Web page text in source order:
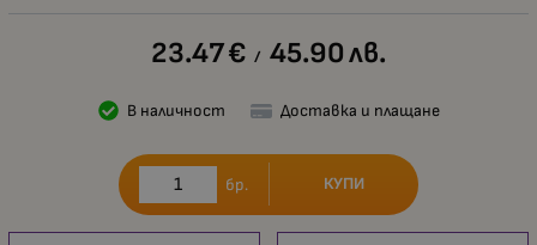
23.47€ / 45.90лв.
В наличност Доставка и плащане
бр. КУПИ